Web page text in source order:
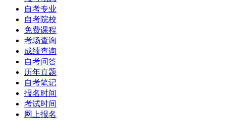
自考专业
自考院校
免费课程
考场查询
成绩查询
自考问答
历年真题
自考笔记
报名时间
考试时间
网上报名